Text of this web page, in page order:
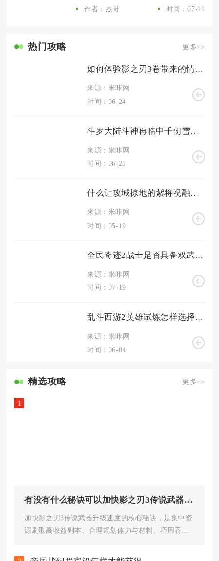
作者：杰哥 时间：07-11
热门攻略 更多>>
如何体验影之刃3卷带来的情感冲击
来源：米咔网
时间：06-24
斗罗大陆斗神再临中千仞雪准神存在吗
来源：米咔网
时间：06-21
什么让攻城掠地的紫将祝融闻风丧胆
来源：米咔网
时间：05-19
全民奇迹2战士是否具备双武器携带特性
来源：米咔网
时间：07-19
乱斗西游2英雄试炼怎样选择英雄阵容
来源：米咔网
时间：06-04
精选攻略 更多>>
1
有没有什么秘诀可以加快影之刃3传说武器的升级速度
加快影之刃3传说武器升级速度的核心秘诀，是集中资
源刷取高收益副本、合理规划体力与材料、巧用吞噬